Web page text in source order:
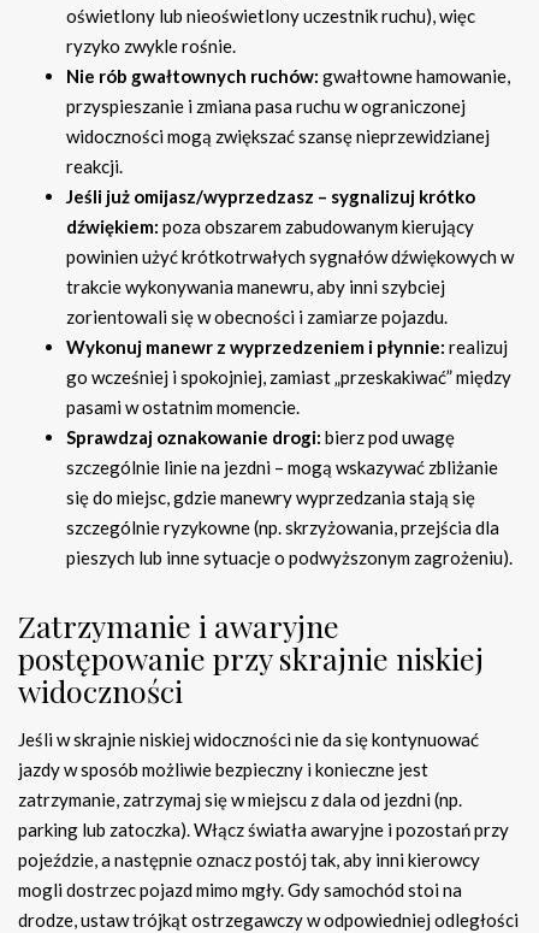
oświetlony lub nieoświetlony uczestnik ruchu), więc
ryzyko zwykle rośnie.
Nie rób gwałtownych ruchów: gwałtowne hamowanie,
przyspieszanie i zmiana pasa ruchu w ograniczonej
widoczności mogą zwiększać szansę nieprzewidzianej
reakcji.
Jeśli już omijasz/wyprzedzasz – sygnalizuj krótko
dźwiękiem: poza obszarem zabudowanym kierujący
powinien użyć krótkotrwałych sygnałów dźwiękowych w
trakcie wykonywania manewru, aby inni szybciej
zorientowali się w obecności i zamiarze pojazdu.
Wykonuj manewr z wyprzedzeniem i płynnie: realizuj
go wcześniej i spokojniej, zamiast „przeskakiwać” między
pasami w ostatnim momencie.
Sprawdzaj oznakowanie drogi: bierz pod uwagę
szczególnie linie na jezdni – mogą wskazywać zbliżanie
się do miejsc, gdzie manewry wyprzedzania stają się
szczególnie ryzykowne (np. skrzyżowania, przejścia dla
pieszych lub inne sytuacje o podwyższonym zagrożeniu).
Zatrzymanie i awaryjne
postępowanie przy skrajnie niskiej
widoczności
Jeśli w skrajnie niskiej widoczności nie da się kontynuować
jazdy w sposób możliwie bezpieczny i konieczne jest
zatrzymanie, zatrzymaj się w miejscu z dala od jezdni (np.
parking lub zatoczka). Włącz światła awaryjne i pozostań przy
pojeździe, a następnie oznacz postój tak, aby inni kierowcy
mogli dostrzec pojazd mimo mgły. Gdy samochód stoi na
drodze, ustaw trójkąt ostrzegawczy w odpowiedniej odległości